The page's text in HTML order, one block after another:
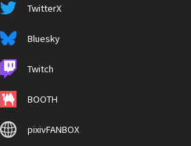
TwitterX
Bluesky
Twitch
BOOTH
pixivFANBOX